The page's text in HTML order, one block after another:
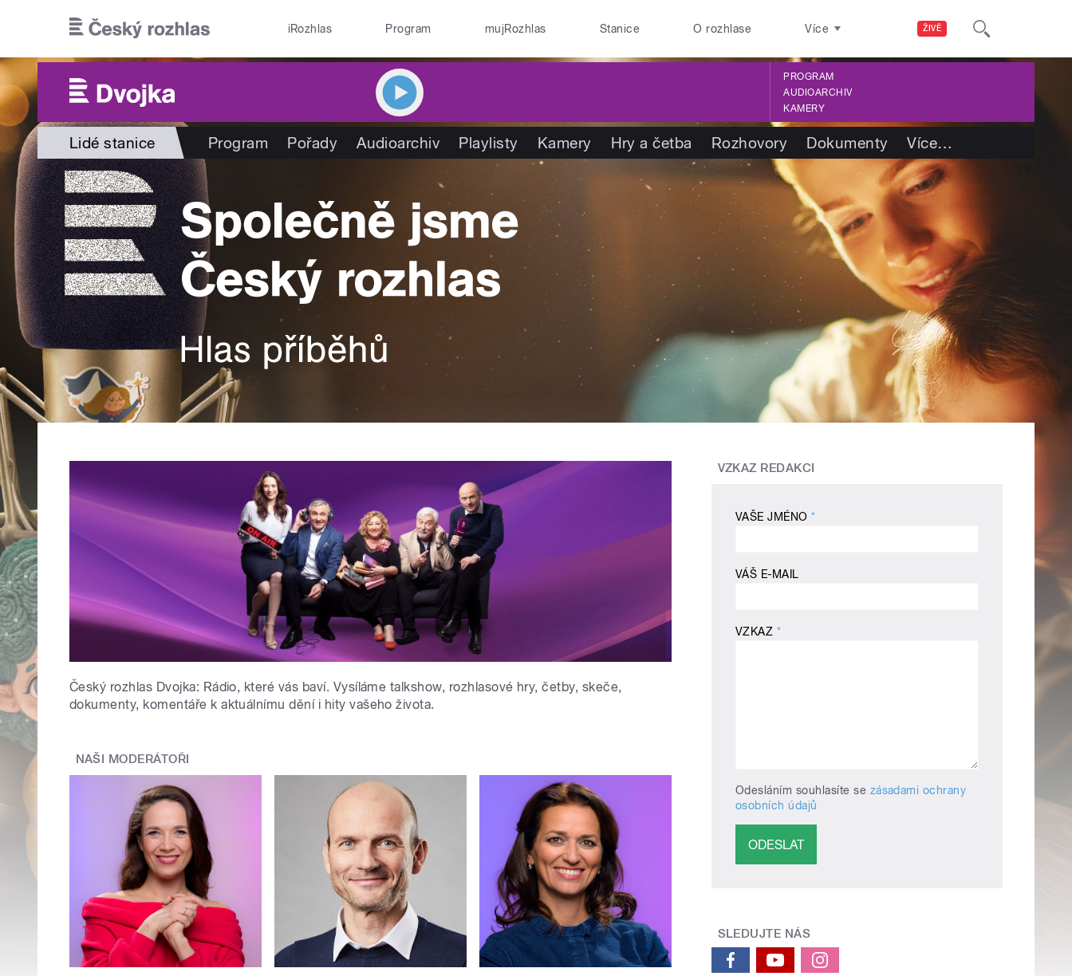
ŽIVĚ
iRozhlas Program mujRozhlas Stanice O rozhlase Více
PROGRAM
AUDIOARCHIV
KAMERY
Lidé stanice Program Pořady Audioarchiv Playlisty Kamery Hry a četba Rozhovory Dokumenty Více…
Český rozhlas Dvojka: Rádio, které vás baví. Vysíláme talkshow, rozhlasové hry, četby, skeče,
dokumenty, komentáře k aktuálnímu dění i hity vašeho života.
NAŠI MODERÁTOŘI
VZKAZ REDAKCI
VAŠE JMÉNO*
VÁŠ E-MAIL
VZKAZ *
Odesláním souhlasíte se zásadami ochrany
osobních údajů
SLEDUJTE NÁS